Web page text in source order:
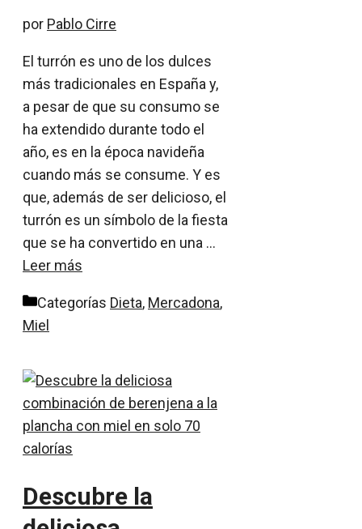
por Pablo Cirre
El turrón es uno de los dulces
más tradicionales en España y,
a pesar de que su consumo se
ha extendido durante todo el
año, es en la época navideña
cuando más se consume. Y es
que, además de ser delicioso, el
turrón es un símbolo de la fiesta
que se ha convertido en una …
Leer más
Categorías Dieta, Mercadona,
Miel
Descubre la